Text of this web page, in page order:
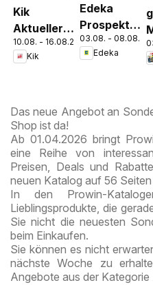
Kik
Aktueller
Prospekt
10.08. - 16.08.2026
Kik
Edeka
Prospekt
Parchim
03.08. -
Edeka
Das neue Angebot an
Shop ist da!
Ab 01.04.2026 bringt
eine Reihe von
Preisen, Deals und
neuen Katalog auf 56
In den Prowin-
Lieblingsprodukte, die
Sie nicht die neuesten
beim Einkaufen.
Sie können es nicht
nächste Woche zu
Angebote aus der Kategorie